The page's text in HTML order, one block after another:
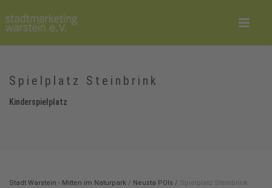
Spielplatz Steinbrink
Kinderspielplatz
Stadt Warstein - Mitten im Naturpark / Neusta POIs / Spielplatz Steinbrink